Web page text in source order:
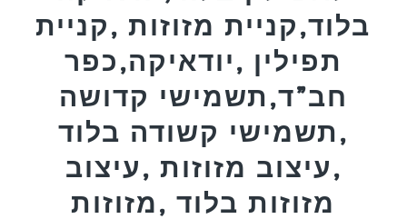
בלוד,קניית מזוזות ,קניית
תפילין ,יודאיקה,כפר
חב”ד,תשמישי קדושה
,תשמישי קשודה בלוד
,עיצוב מזוזות ,עיצוב
מזוזות בלוד ,מזוזות